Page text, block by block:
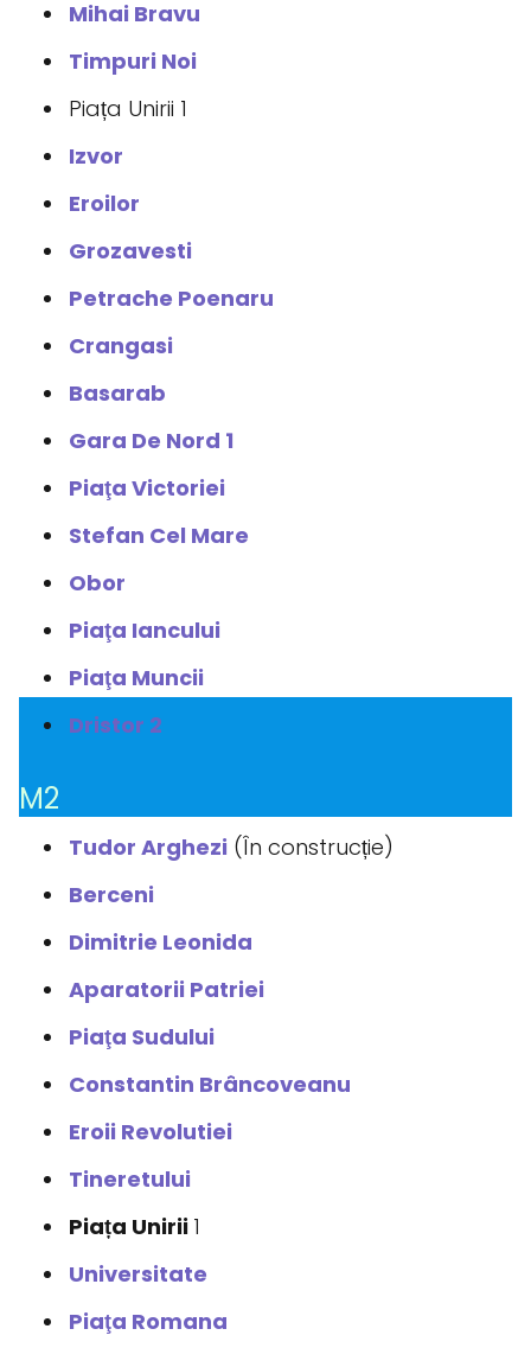
Mihai Bravu
Timpuri Noi
Piața Unirii 1
Izvor
Eroilor
Grozavesti
Petrache Poenaru
Crangasi
Basarab
Gara De Nord 1
Piaţa Victoriei
Stefan Cel Mare
Obor
Piaţa Iancului
Piaţa Muncii
Dristor 2
M2
Tudor Arghezi (În construcție)
Berceni
Dimitrie Leonida
Aparatorii Patriei
Piaţa Sudului
Constantin Brâncoveanu
Eroii Revolutiei
Tineretului
Piața Unirii 1
Universitate
Piaţa Romana